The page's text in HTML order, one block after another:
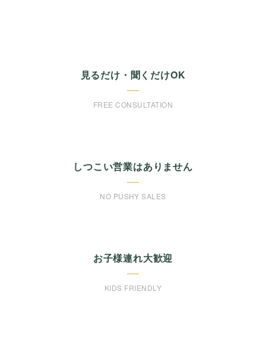
見るだけ・聞くだけOK
FREE CONSULTATION
しつこい営業はありません
NO PUSHY SALES
お子様連れ大歓迎
KIDS FRIENDLY